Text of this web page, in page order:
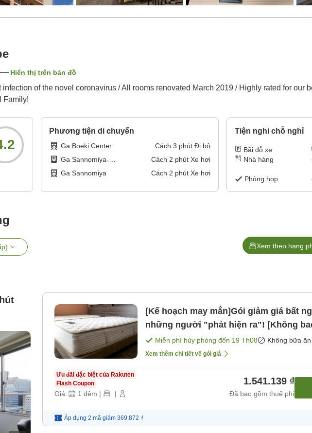
Hiển thị trên bản đồ
of the novel coronavirus / All rooms renovated March 2019 / Highly rated for our
Family!
Phương tiện di chuyển
Ga Boeki Center Cách 3 phút Đi bộ
Ga Sannomiya-
Hanadokeimae
Cách 2 phút Xe hơi
Ga Sannomiya
Cách 2 phút Xe hơi
Tiện nghi chỗ nghỉ
Bãi đỗ xe
Nhà hàng
Phòng họp
Xem theo hạng
[Kế hoạch may mắn]Gói giảm giá bất ngờ Chỉ dành
những người "phát hiện ra"! [Không
Miễn phí hủy phòng đến 19 Th08 Không bữa ăn
Xem thêm chi tiết về gói giá
Ưu đãi đặc biệt của Rakuten
Flash Coupon
Giá: 1 đêm | |
1.541.139 ₫
Đã bao gồm thuế phí
Áp dụng 2 mã giảm 369.872 ₫